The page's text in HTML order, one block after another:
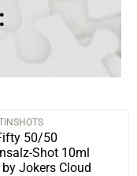
50/50
Shot 10ml
Jokers Cloud